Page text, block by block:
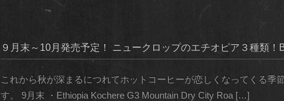
９月末～10月発売予定！ ニュークロップのエチオピア３種類
これから秋が深まるにつれてホットコーヒーが恋しくなってくる
す。 9月末 ・Ethiopia Kochere G3 Mountain Dry City Roa […]